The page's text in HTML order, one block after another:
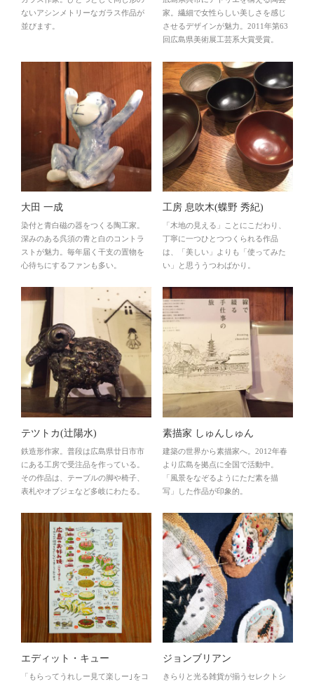
ないアシンメトリーなガラス作品が
並びます。
家。繊細で女性らしい美しさを感じ
させるデザインが魅力。2011年第63
回広島県美術展工芸系大賞受賞。
大田 一成
染付と青白磁の器をつくる陶工家。
深みのある呉須の青と白のコントラ
ストが魅力。毎年届く干支の置物を
心待ちにするファンも多い。
工房 息吹木(蝶野 秀紀)
「木地の見える」ことにこだわり、
丁寧に一つひとつつくられる作品
は、「美しい」よりも「使ってみた
い」と思ううつわばかり。
テツトカ(辻陽水)
鉄造形作家。普段は広島県廿日市市
にある工房で受注品を作っている。
その作品は、テーブルの脚や椅子、
表札やオブジェなど多岐にわたる。
素描家 しゅんしゅん
建築の世界から素描家へ。2012年春
より広島を拠点に全国で活動中。
「風景をなぞるようにただ素を描
写」した作品が印象的。
エディット・キュー
「もらってうれしー見て楽しー｣をコ
ジョンブリアン
きらりと光る雑貨が揃うセレクトシ